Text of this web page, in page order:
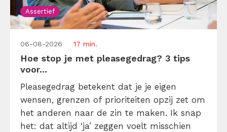
Assertief
06-08-2026 17 min.
Hoe stop je met pleasegedrag? 3 tips
voor...
Pleasegedrag betekent dat je je eigen
wensen, grenzen of prioriteiten opzij zet om
het anderen naar de zin te maken. Ik snap
het: dat altijd ‘ja’ zeggen voelt misschien